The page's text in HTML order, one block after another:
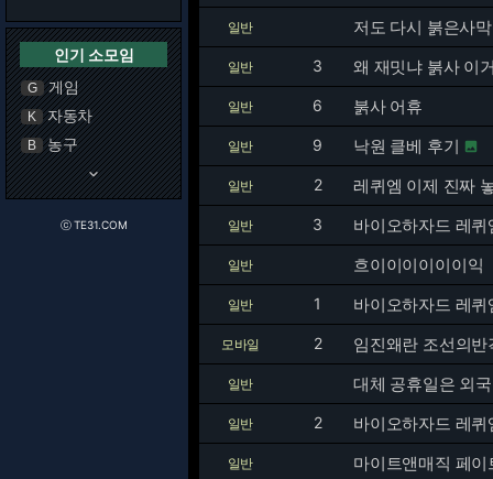
인기 소모임
G 게임
K 자동차
B 농구
keyboard_arrow_down
ⓒ TE31.COM
일반 저도 다시 붉은사
일반 3 왜 재밋냐 붉사 이
일반 6 붉사 어휴
일반 9 낙원 클베 후기 
일반 2 레퀴엠 이제 진짜
일반 3 바이오하자드 레
일반 흐이이이이이이익
일반 1 바이오하자드 레
모바일 2 임진왜란 조선의반
일반 대체 공휴일은 외
일반 2 바이오하자드 레
일반 마이트앤매직 페이